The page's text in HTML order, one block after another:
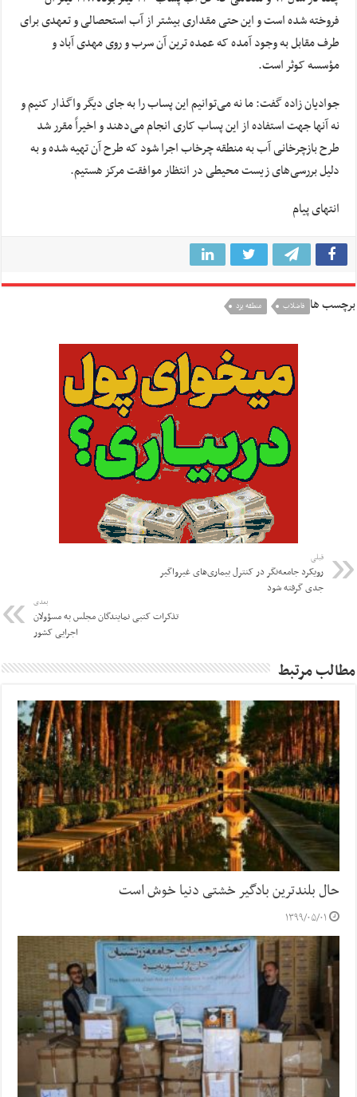
فروخته شده است و این حتی مقداری بیشتر از آب استحصالی و تعهدی برای
طرف مقابل به وجود آمده که عمده ترین آن سرب و روی مهدی آباد و
مؤسسه کوثر است.
جوادیان زاده گفت: ما نه می‌توانیم این پساب را به جای دیگر واگذار کنیم و
نه آنها جهت استفاده از این پساب کاری انجام می‌دهند و اخیراً مقرر شد
طرح بازچرخانی آب به منطقه چرخاب اجرا شود که طرح آن تهیه شده و به
دلیل بررسی‌های زیست محیطی در انتظار موافقت مرکز هستیم.
انتهای پیام
برچسب ها فاضلاب منطقه یزد
قبلی
رویکرد جامعه‌نگر در کنترل بیماری‌های غیرواگیر
جدی گرفته شود
بعدی
تذکرات کتبی نمایندگان مجلس به مسؤولان
اجرایی کشور
مطالب مرتبط
حال بلندترین بادگیر خشتی دنیا خوش است
۱۳۹۹/۰۵/۰۱